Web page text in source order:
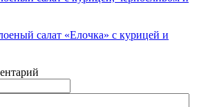
салат «Елочка» с курицей и